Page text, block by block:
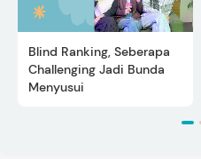
Blind Ranking, Seberapa
Challenging Jadi Bunda
Menyusui